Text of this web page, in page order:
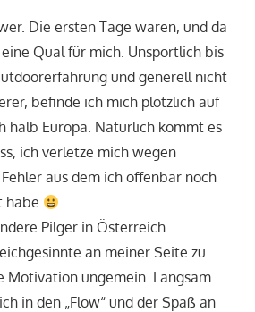
Die ersten Tage waren, und da
Qual für mich. Unsportlich bis
und generell nicht
befinde ich mich plötzlich auf
halb Europa. Natürlich kommt es
ich verletze mich wegen
aus dem ich offenbar noch
habe
Pilger in Österreich
an meiner Seite zu
Motivation ungemein. Langsam
in den „Flow“ und der Spaß an